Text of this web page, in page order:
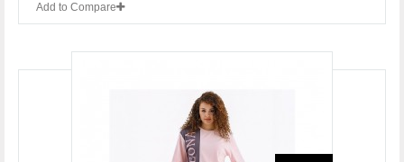
Add to Compare